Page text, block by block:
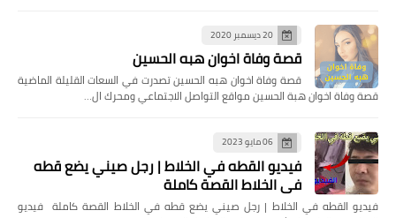
20 ديسمبر 2020
قصة وفاة اخوان هبه الحسين
قصة وفاة اخوان هبه الحسين تصدرت في السعات القليلة الماضية
قصة وفاة اخوان هبة الحسين مواقع التواصل الاجتماعي ومحرك ال…
06 مايو 2023
فيديو القطه في الخلاط | رجل صيني يضع قطه
في الخلاط القصة كاملة
فيديو القطه في الخلاط | رجل صيني يضع قطه في الخلاط القصة كاملة فيديو